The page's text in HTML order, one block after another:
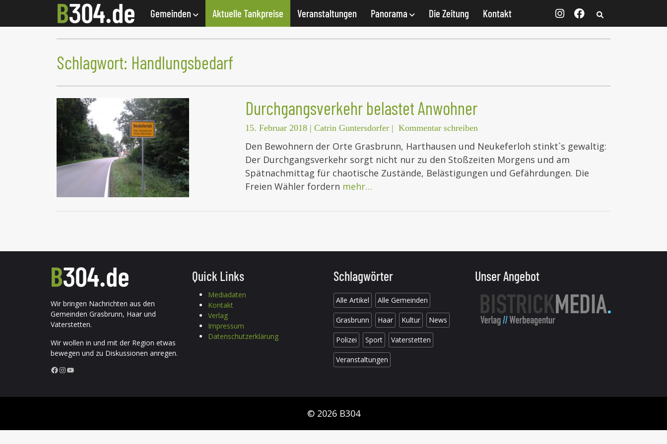
Gemeinden Aktuelle Tankpreise Veranstaltungen Panorama Die Zeitung Kontakt
Schlagwort: Handlungsbedarf
Durchgangsverkehr belastet Anwohner
15. Februar 2018 | Catrin Guntersdorfer | Kommentar schreiben
Den Bewohnern der Orte Grasbrunn, Harthausen und Neukeferloh stinkt`s gewaltig:
Der Durchgangsverkehr sorgt nicht nur zu den Stoßzeiten Morgens und am
Spätnachmittag für chaotische Zustände, Belästigungen und Gefährdungen. Die
Freien Wähler fordern mehr…
Wir bringen Nachrichten aus den
Gemeinden Grasbrunn, Haar und
Vaterstetten.
Wir wollen in und mit der Region etwas
bewegen und zu Diskussionen anregen.
Facebook InstagramYouTube
Quick Links
Mediadaten
Kontakt
Verlag
Impressum
Datenschutzerklärung
Schlagwörter
Alle Artikel Alle Gemeinden
Grasbrunn Haar Kultur News
Polizei Sport Vaterstetten
Veranstaltungen
Unser Angebot
© 2026 B304